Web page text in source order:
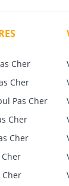
Cher
Cher
Pas Cher
Cher
Cher
Cher
Cher